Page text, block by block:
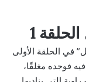
1
في الحلقة الأولى
فوجده مغلقًا،